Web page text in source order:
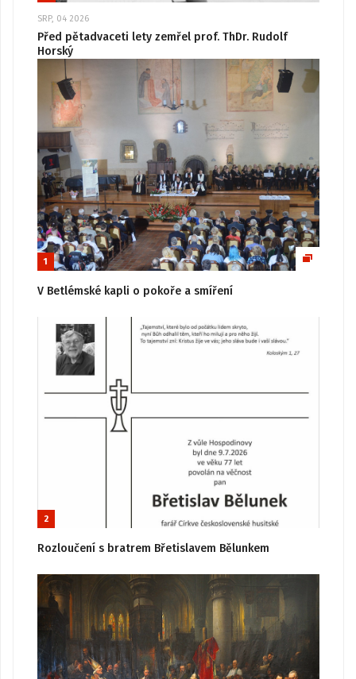
SRP, 04 2026
Před pětadvaceti lety zemřel prof. ThDr. Rudolf
Horský
1
V Betlémské kapli o pokoře a smíření
2
Rozloučení s bratrem Břetislavem Bělunkem